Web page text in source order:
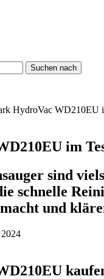
Suchen nach
HydroVac WD210EU
im
sind
schnelle
und